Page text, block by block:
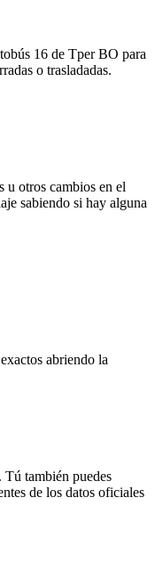
16 de Tper BO para
o trasladadas.
u otros cambios en el
sabiendo si hay alguna
abriendo la
Tú también puedes
de los datos oficiales